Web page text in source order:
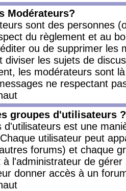
Modérateurs?
sont des personnes
du règlement et au
ou de supprimer les
diviser les sujets de
les modérateurs sont
ne respectant
groupes d'utilisateurs ?
d'utilisateurs est une
utilisateur peut
forums) et chaque
à l'administrateur de
donner accès à un